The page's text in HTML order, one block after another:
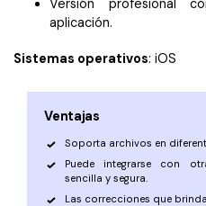
Versión profesional
aplicación.
Sistemas operativos: iOS
Ventajas
Soporta archivos en
Puede integrarse con
sencilla y segura.
Las correcciones que